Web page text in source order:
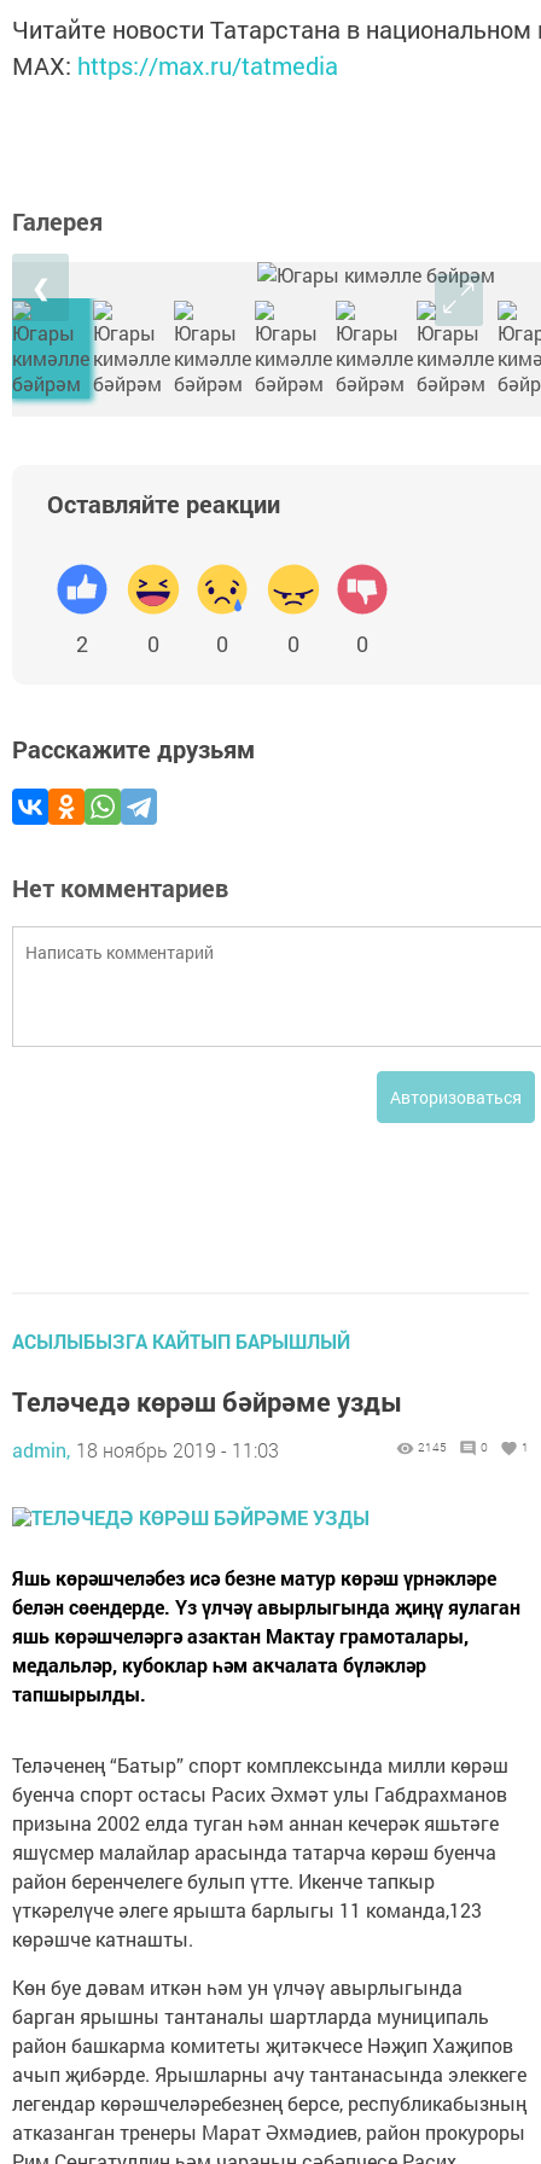
Читайте новости Татарстана в
MАХ: https://max.ru/tatmedia
Галерея
❮
Оставляйте реакции
2 0 0 0 0
Расскажите друзьям
Нет комментариев
Авторизоваться
АСЫЛЫБЫЗГА КАЙТЫП БАРЫШЛЫЙ
Теләчедә көрәш бәйрәме узды
admin, 18 ноябрь 2019 - 11:03 2145 0 1
Яшь көрәшчеләбез исә безне матур көрәш үрнәкләре
белән сөендерде. Үз үлчәү авырлыгында җиңү яулаган
яшь көрәшчеләргә азактан Мактау грамоталары,
медальләр, кубоклар һәм акчалата бүләкләр
тапшырылды.
Теләченең “Батыр” спорт комплексында милли көрәш
буенча спорт остасы Расих Әхмәт улы Габдрахманов
призына 2002 елда туган һәм аннан кечерәк яшьтәге
яшүсмер малайлар арасында татарча көрәш буенча
район беренчелеге булып үтте. Икенче тапкыр
үткәрелүче әлеге ярышта барлыгы 11 команда,123
көрәшче катнашты.
Көн буе дәвам иткән һәм ун үлчәү авырлыгында
барган ярышны тантаналы шартларда муниципаль
район башкарма комитеты җитәкчесе Нәҗип Хаҗипов
ачып җибәрде. Ярышларны ачу тантанасында элеккеге
легендар көрәшчеләребезнең берсе, республикабызның
атказанган тренеры Марат Әхмәдиев, район прокуроры